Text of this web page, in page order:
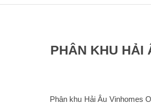
PHÂN KHU HẢI
Phân khu Hải Âu Vinhomes